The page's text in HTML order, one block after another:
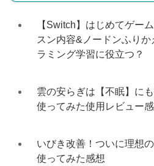
【Switch】はじめてゲー
スン内容&ノードンふり
ラミング学習に役立つ？
雲の安らぎは【不眠】に
使ってみた使用レビュー
いびき改善！ついに理想
使ってみた感想